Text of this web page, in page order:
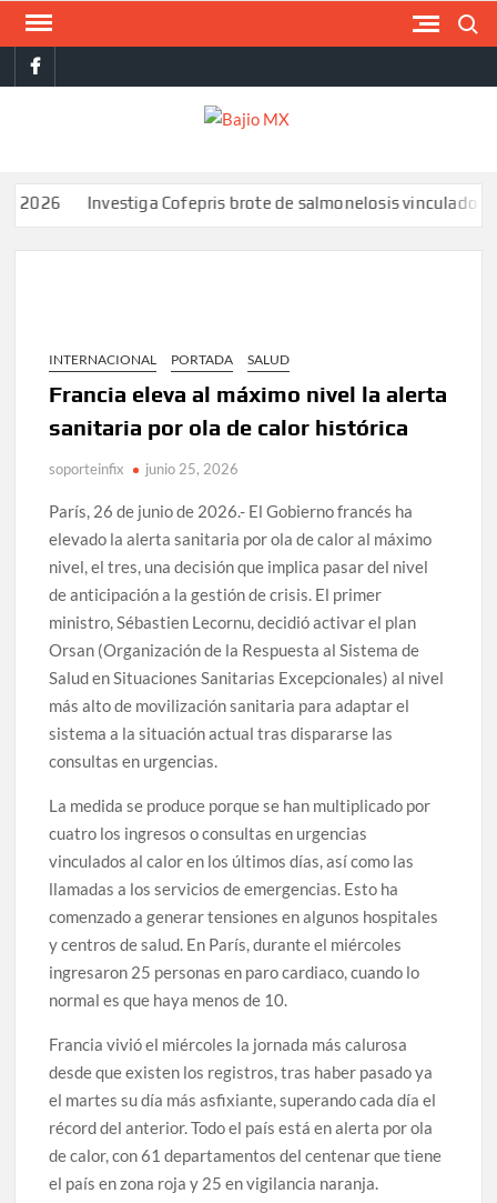
Saltar
contenidofacebook
Investiga Cofepris brote de salmonelosis vinculado a
INTERNACIONAL PORTADA SALUD
Francia eleva al máximo nivel la alerta
sanitaria por ola de calor histórica
soporteinfix junio 25, 2026
París, 26 de junio de 2026.- El Gobierno francés ha
elevado la alerta sanitaria por ola de calor al máximo
nivel, el tres, una decisión que implica pasar del nivel
de anticipación a la gestión de crisis. El primer
ministro, Sébastien Lecornu, decidió activar el plan
Orsan (Organización de la Respuesta al Sistema de
Salud en Situaciones Sanitarias Excepcionales) al nivel
más alto de movilización sanitaria para adaptar el
sistema a la situación actual tras dispararse las
consultas en urgencias.
La medida se produce porque se han multiplicado por
cuatro los ingresos o consultas en urgencias
vinculados al calor en los últimos días, así como las
llamadas a los servicios de emergencias. Esto ha
comenzado a generar tensiones en algunos hospitales
y centros de salud. En París, durante el miércoles
ingresaron 25 personas en paro cardiaco, cuando lo
normal es que haya menos de 10.
Francia vivió el miércoles la jornada más calurosa
desde que existen los registros, tras haber pasado ya
el martes su día más asfixiante, superando cada día el
récord del anterior. Todo el país está en alerta por ola
de calor, con 61 departamentos del centenar que tiene
el país en zona roja y 25 en vigilancia naranja.